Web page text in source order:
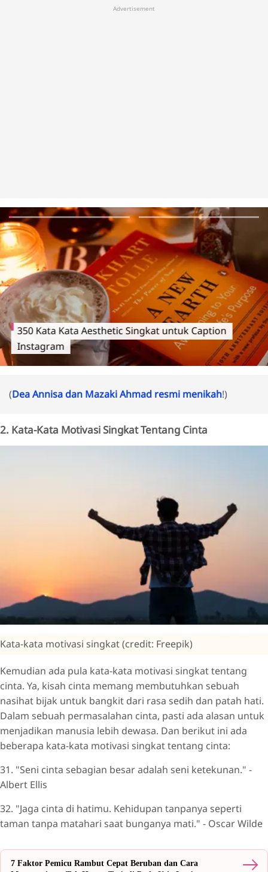
Advertisement
350 Kata Kata Aesthetic Singkat untuk Caption
Instagram
(Dea Annisa dan Mazaki Ahmad resmi menikah!)
2. Kata-Kata Motivasi Singkat Tentang Cinta
Kata-kata motivasi singkat (credit: Freepik)
Kemudian ada pula kata-kata motivasi singkat tentang
cinta. Ya, kisah cinta memang membutuhkan sebuah
nasihat bijak untuk bangkit dari rasa sedih dan patah hati.
Dalam sebuah permasalahan cinta, pasti ada alasan untuk
menjadikan manusia lebih dewasa. Dan berikut ini ada
beberapa kata-kata motivasi singkat tentang cinta:
31. "Seni cinta sebagian besar adalah seni ketekunan." -
Albert Ellis
32. "Jaga cinta di hatimu. Kehidupan tanpanya seperti
taman tanpa matahari saat bunganya mati." - Oscar Wilde
7 Faktor Pemicu Rambut Cepat Beruban dan Cara